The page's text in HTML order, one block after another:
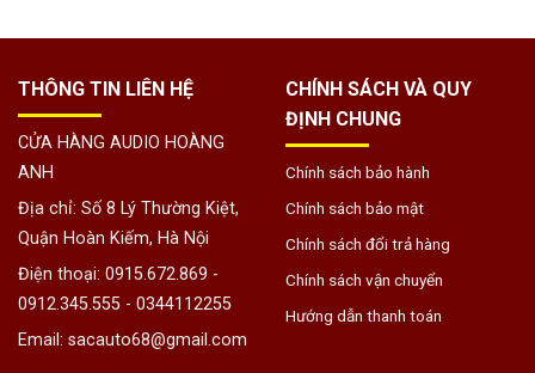
THÔNG TIN LIÊN HỆ
CỬA HÀNG AUDIO HOÀNG
ANH
Địa chỉ: Số 8 Lý Thường Kiệt,
Quận Hoàn Kiếm, Hà Nội
Điện thoại: 0915.672.869 -
0912.345.555 - 0344112255
Email: sacauto68@gmail.com
CHÍNH SÁCH VÀ QUY
ĐỊNH CHUNG
Chính sách bảo hành
Chính sách bảo mật
Chính sách đổi trả hàng
Chính sách vận chuyển
Hướng dẫn thanh toán